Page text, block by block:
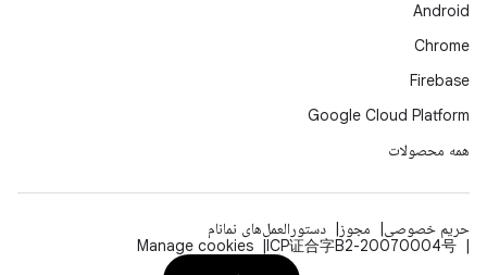
Android
Chrome
Firebase
Google Cloud Platform
همه محصولات
حریم خصوصی مجوز
دستورالعمل‌های نمانام
ICP证合字B2-20070004号
Manage cookies